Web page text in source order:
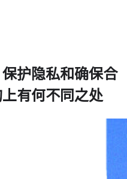
护隐私和确保合
有何不同之处